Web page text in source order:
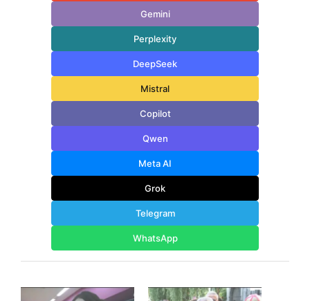
Gemini
Perplexity
DeepSeek
Mistral
Copilot
Qwen
Meta AI
Grok
Telegram
WhatsApp